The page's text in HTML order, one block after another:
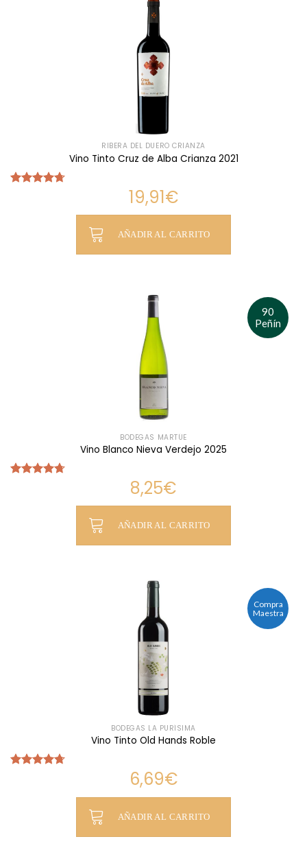
RIBERA DEL DUERO CRIANZA
Vino Tinto Cruz de Alba Crianza 2021
19,91€
AÑADIR AL CARRITO
90
Peñín
BODEGAS MARTÚE
Vino Blanco Nieva Verdejo 2025
8,25€
AÑADIR AL CARRITO
Compra
Maestra
BODEGAS LA PURÍSIMA
Vino Tinto Old Hands Roble
6,69€
AÑADIR AL CARRITO